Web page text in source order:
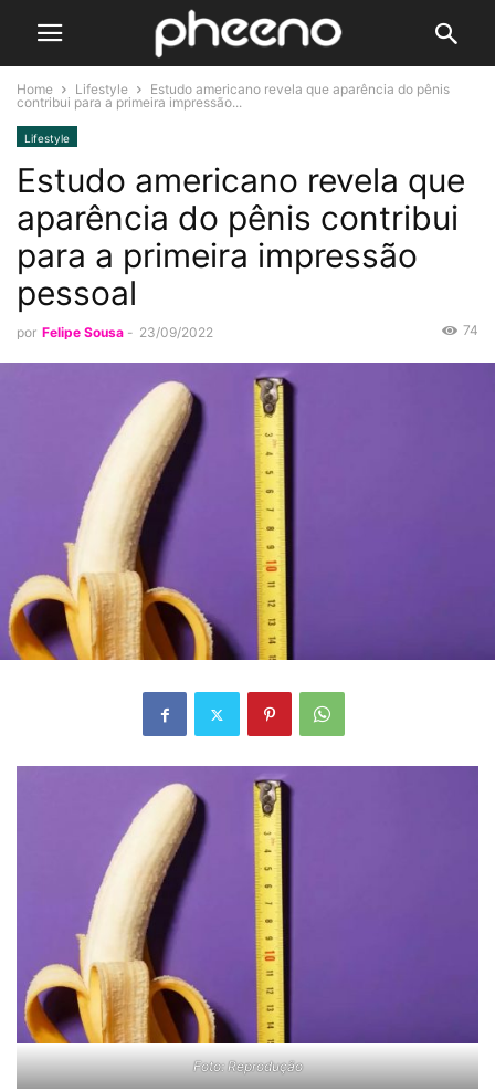
Home Lifestyle
Estudo americano revela que aparência do pênis
contribui para a primeira impressão...
Lifestyle
Estudo americano revela que
aparência do pênis contribui
para a primeira impressão
pessoal
por Felipe Sousa - 23/09/2022 74
Foto: Reprodução